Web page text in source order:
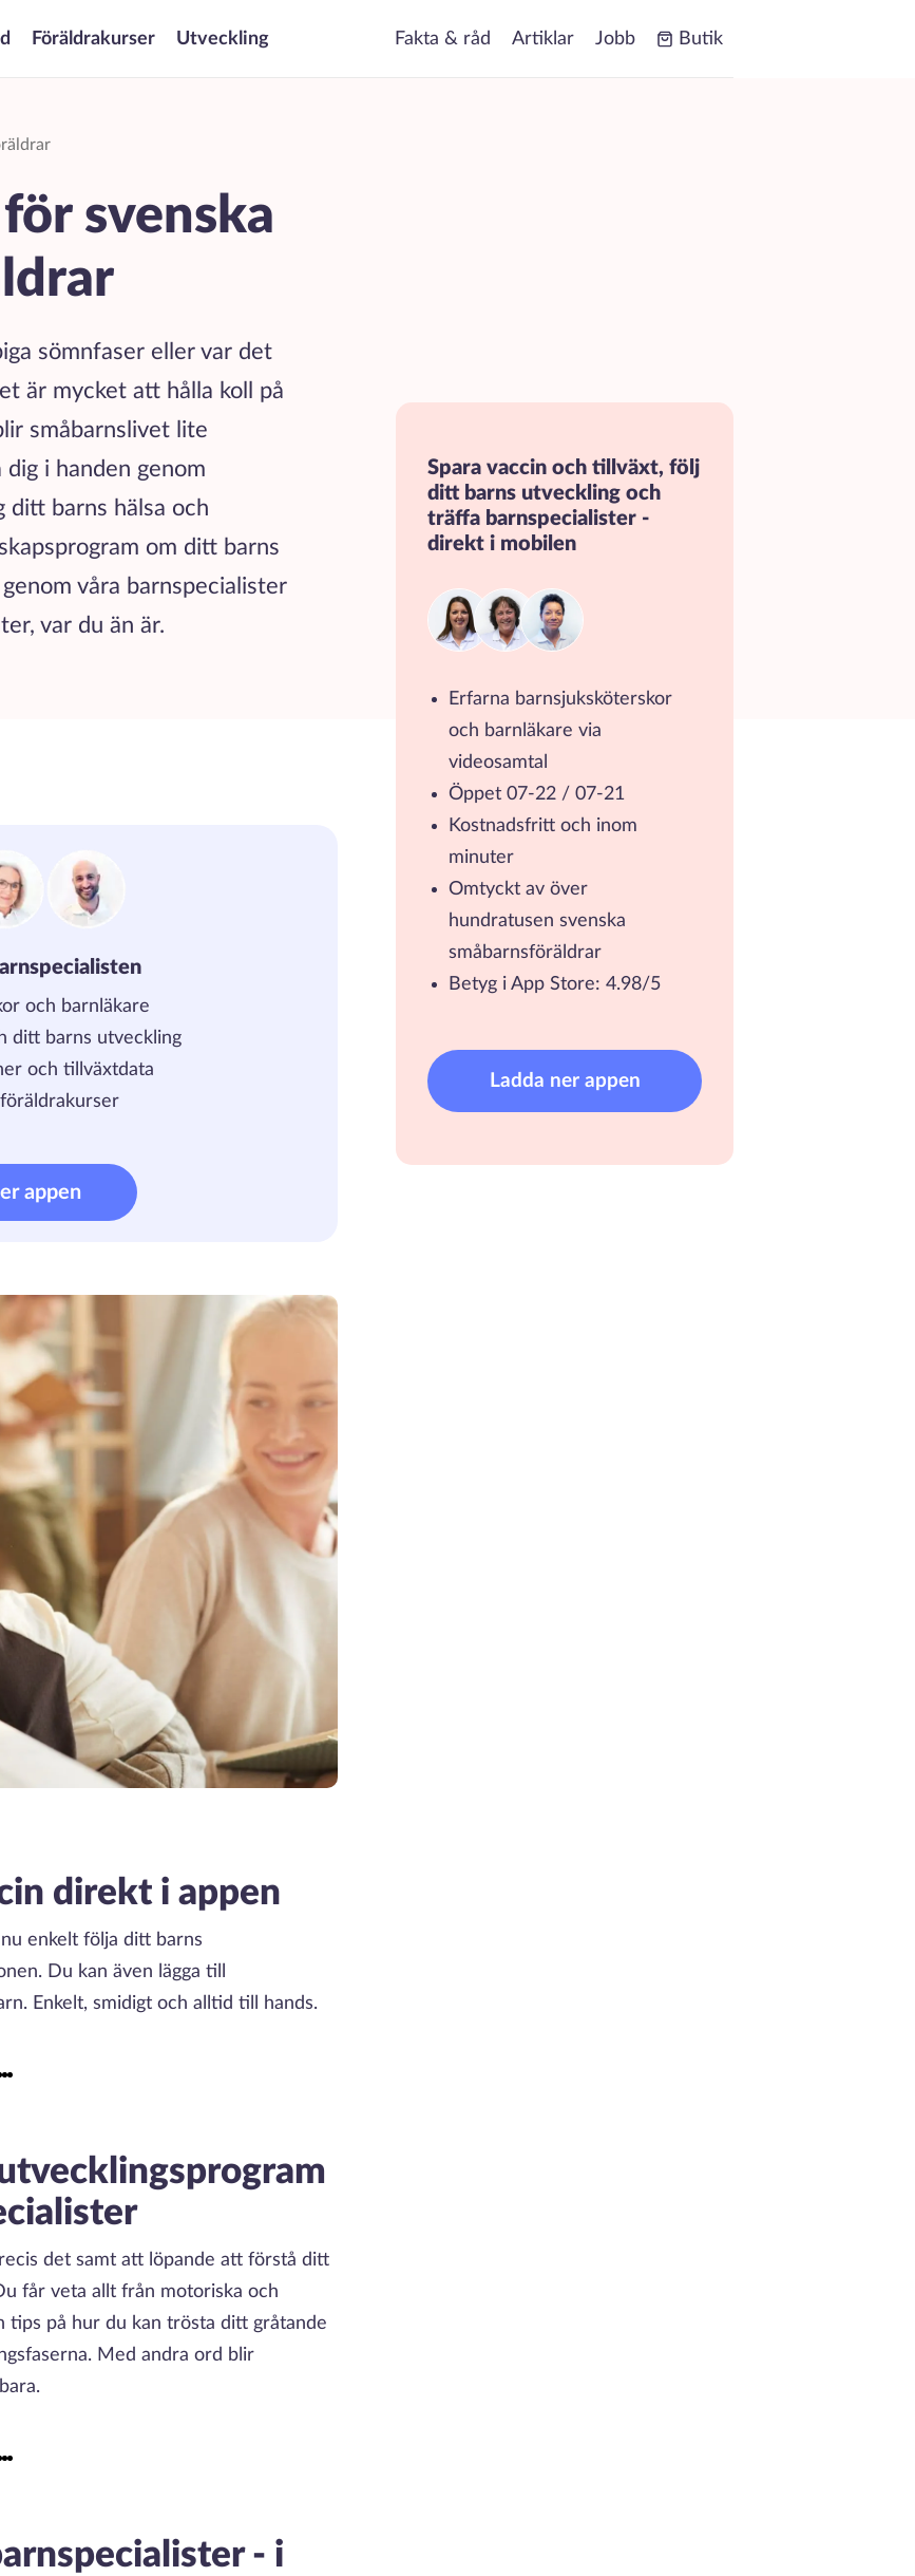
Föräldrakurser Utveckling Fakta & råd Artiklar Jobb Butik
svenska
sömnfaser eller var det
är mycket att hålla koll på
småbarnslivet lite
i handen genom
ditt barns hälsa och
om ditt barns
våra barnspecialister
var du än är.
och barnläkare
ditt barns utveckling
och tillväxtdata
appen
direkt i appen
enkelt följa ditt barns
Du kan även lägga till
Enkelt, smidigt och alltid till hands.
det samt att löpande att förstå ditt
får veta allt från motoriska och
tips på hur du kan trösta ditt gråtande
Med andra ord blir
- i
Spara vaccin och tillväxt, följ
ditt barns utveckling och
träffa barnspecialister -
direkt i mobilen
Erfarna barnsjuksköterskor
och barnläkare via
videosamtal
Öppet 07-22 / 07-21
Kostnadsfritt och inom
minuter
Omtyckt av över
hundratusen svenska
småbarnsföräldrar
Betyg i App Store: 4.98/5
Ladda ner appen